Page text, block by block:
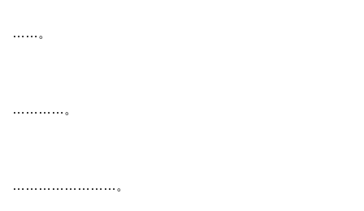
……。
…………。
……………………。